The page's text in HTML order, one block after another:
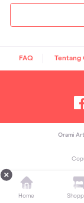
FAQ Tentang
Orami
Home